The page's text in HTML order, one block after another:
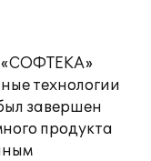
«СОФТЕКА»
технологии
завершен
продукта